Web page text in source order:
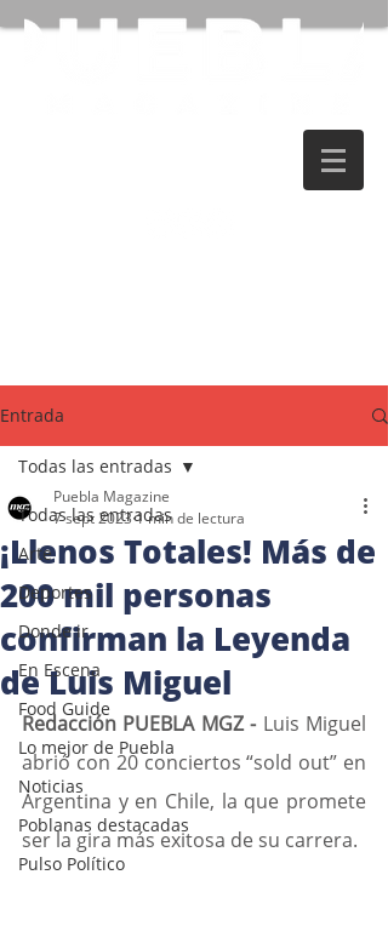
Entrada
Todas las entradas
Arte
Deportes
Donde ir
En Escena
Food Guide
Lo mejor de Puebla
Noticias
Poblanas destacadas
Pulso Político
Todas las entradas
¡Llenos Totales! Más de
200 mil personas
confirman la Leyenda
de Luis Miguel
Puebla Magazine
7 sept 20231 min de lectura
Redacción PUEBLA MGZ - Luis Miguel
abrió con 20 conciertos “sold out” en
Argentina y en Chile, la que promete
ser la gira más exitosa de su carrera.